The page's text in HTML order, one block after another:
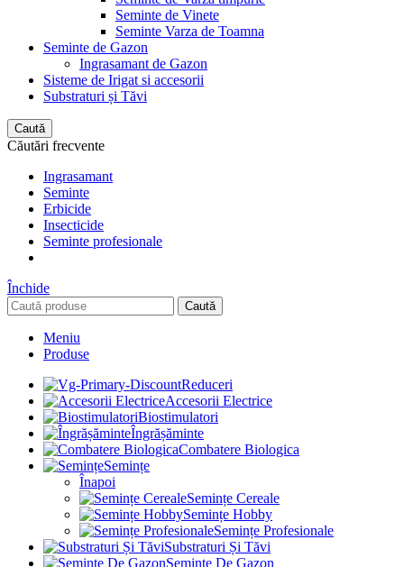
Seminte de Vinete
Seminte Varza de Toamna
Seminte de Gazon
Ingrasamant de Gazon
Sisteme de Irigat si accesorii
Substraturi și Tăvi
Caută
Căutări frecvente
Ingrasamant
Seminte
Erbicide
Insecticide
Seminte profesionale
Închide
Caută
Meniu
Produse
Reduceri
Accesorii Electrice
Biostimulatori
Îngrășăminte
Combatere Biologica
Semințe
Înapoi
Semințe Cereale
Semințe Hobby
Semințe Profesionale
Substraturi Și Tăvi
Seminte De Gazon